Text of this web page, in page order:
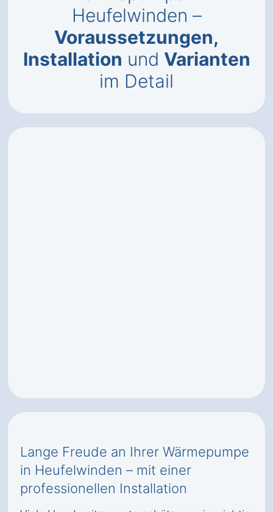
Heufelwinden –
Voraussetzungen,
Installation und Varianten
im Detail
Lange Freude an Ihrer Wärmepumpe
in Heufelwinden – mit einer
professionellen Installation